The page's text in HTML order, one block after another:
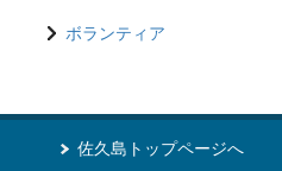
ボランティア
佐久島トップページへ